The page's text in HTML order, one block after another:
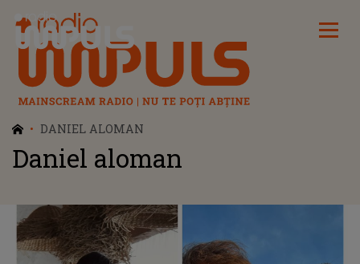
Radio Impuls
DANIEL ALOMAN
Daniel aloman